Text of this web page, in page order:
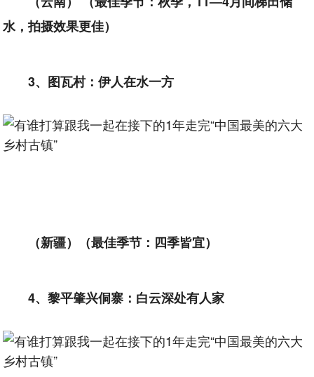
水，拍摄效果更佳）
3、图瓦村：伊人在水一方
（新疆）（最佳季节：四季皆宜）
4、黎平肇兴侗寨：白云深处有人家